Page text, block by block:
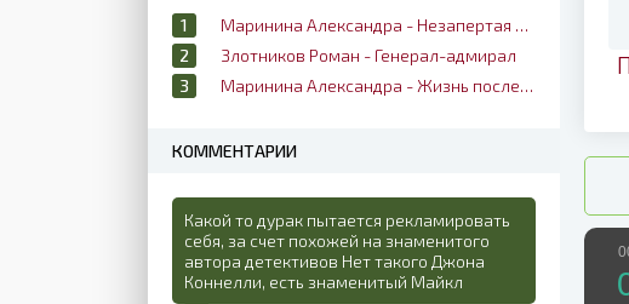
Маринина Александра - Незапертая дверь
Злотников Роман - Генерал-адмирал
Маринина Александра - Жизнь после жизни
КОММЕНТАРИИ
Какой то дурак пытается рекламировать
себя, за счет похожей на знаменитого
автора детективов Нет такого Джона
Коннелли, есть знаменитый Майкл